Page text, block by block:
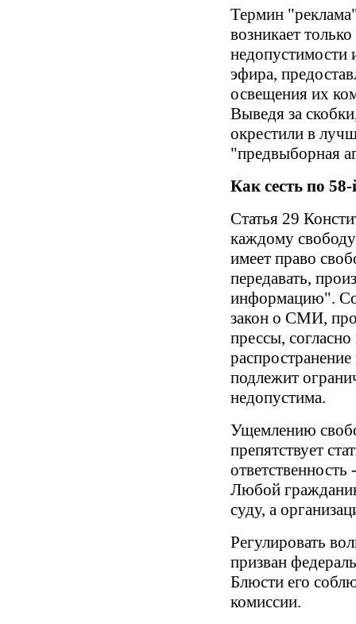
Термин
возникает
недопустимости
эфира,
освещения их
Выведя за
окрестили в
"предвыборная
Как сесть по 58-
Статья 29
каждому
имеет право
передавать,
информацию".
закон о СМИ,
прессы,
подлежит
недопустима.
Ущемлению
препятствует
Любой
суду, а
Регулировать
призван
Блюсти его
комиссии.